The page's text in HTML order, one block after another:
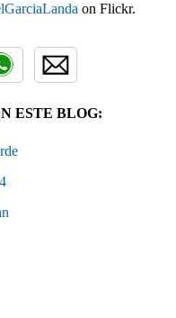
on Flickr.
ESTE BLOG: